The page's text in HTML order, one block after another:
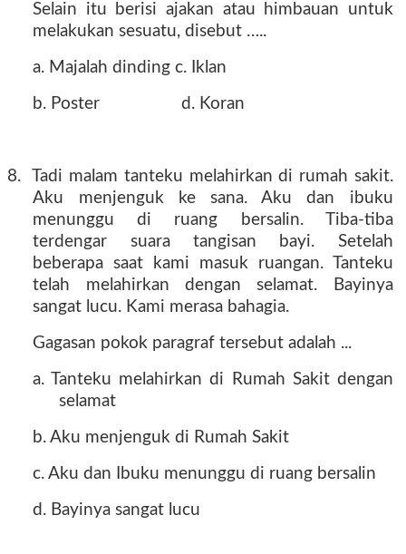
Selain itu berisi ajakan atau himbauan untuk
melakukan sesuatu, disebut …..
a. Majalah dinding c. Iklan
b. Poster d. Koran
8.
Tadi malam tanteku melahirkan di rumah sakit.
Aku menjenguk ke sana. Aku dan ibuku
menunggu di ruang bersalin. Tiba-tiba
terdengar suara tangisan bayi. Setelah
beberapa saat kami masuk ruangan. Tanteku
telah melahirkan dengan selamat. Bayinya
sangat lucu. Kami merasa bahagia.
Gagasan pokok paragraf tersebut adalah ...
a. Tanteku melahirkan di Rumah Sakit dengan
selamat
b. Aku menjenguk di Rumah Sakit
c. Aku dan Ibuku menunggu di ruang bersalin
d. Bayinya sangat lucu